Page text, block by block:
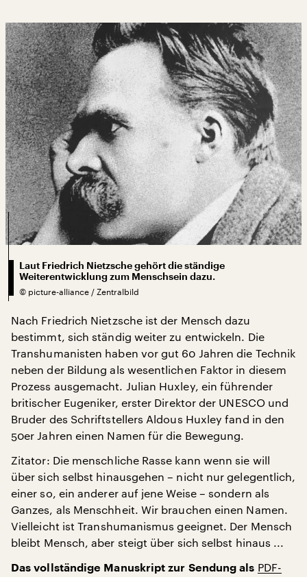
Laut Friedrich Nietzsche gehört die ständige
Weiterentwicklung zum Menschsein dazu.
© picture-alliance / Zentralbild
Nach Friedrich Nietzsche ist der Mensch dazu
bestimmt, sich ständig weiter zu entwickeln. Die
Transhumanisten haben vor gut 60 Jahren die Technik
neben der Bildung als wesentlichen Faktor in diesem
Prozess ausgemacht. Julian Huxley, ein führender
britischer Eugeniker, erster Direktor der UNESCO und
Bruder des Schriftstellers Aldous Huxley fand in den
50er Jahren einen Namen für die Bewegung.
Zitator: Die menschliche Rasse kann wenn sie will
über sich selbst hinausgehen – nicht nur gelegentlich,
einer so, ein anderer auf jene Weise – sondern als
Ganzes, als Menschheit. Wir brauchen einen Namen.
Vielleicht ist Transhumanismus geeignet. Der Mensch
bleibt Mensch, aber steigt über sich selbst hinaus ...
Das vollständige Manuskript zur Sendung als PDF-